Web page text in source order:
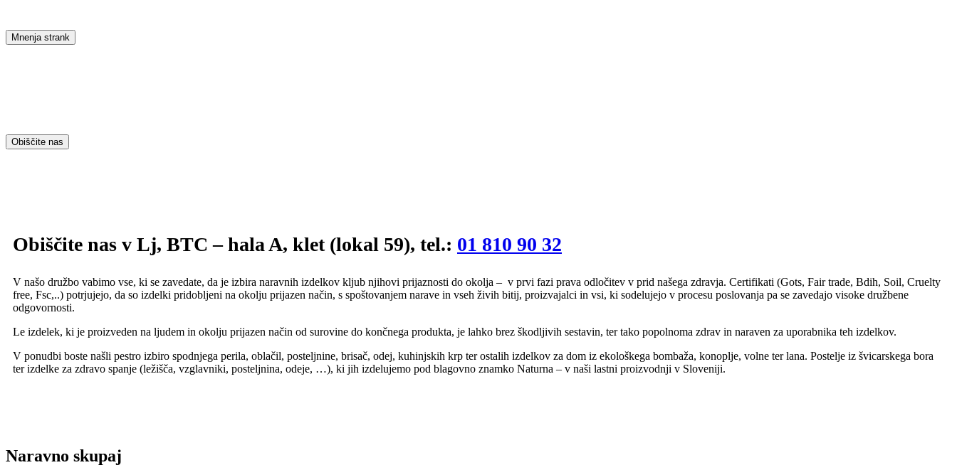
Mnenja strank
Obiščite nas
Obiščite nas v Lj, BTC – hala A, klet (lokal 59), tel.: 01 810 90 32
V našo družbo vabimo vse, ki se zavedate, da je izbira naravnih izdelkov kljub njihovi prijaznosti do okolja – v prvi fazi prava odločitev v prid našega zdravja. Certifikati (Gots, Fair trade, Bdih, Soil, Cruelty
free, Fsc,..) potrjujejo, da so izdelki pridobljeni na okolju prijazen način, s spoštovanjem narave in vseh živih bitij, proizvajalci in vsi, ki sodelujejo v procesu poslovanja pa se zavedajo visoke družbene
odgovornosti.
Le izdelek, ki je proizveden na ljudem in okolju prijazen način od surovine do končnega produkta, je lahko brez škodljivih sestavin, ter tako popolnoma zdrav in naraven za uporabnika teh izdelkov.
V ponudbi boste našli pestro izbiro spodnjega perila, oblačil, posteljnine, brisač, odej, kuhinjskih krp ter ostalih izdelkov za dom iz ekološkega bombaža, konoplje, volne ter lana. Postelje iz švicarskega bora
ter izdelke za zdravo spanje (ležišča, vzglavniki, posteljnina, odeje, …), ki jih izdelujemo pod blagovno znamko Naturna – v naši lastni proizvodnji v Sloveniji.
Naravno skupaj